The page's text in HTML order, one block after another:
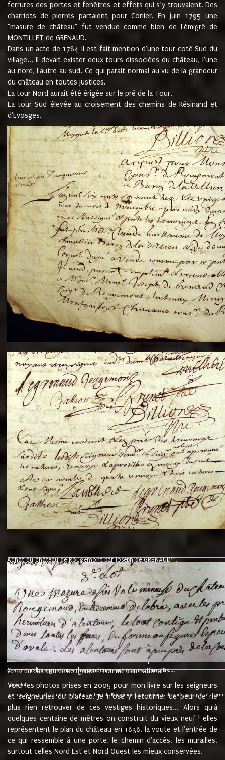
ferrures des portes et fenêtres et effets qui s’y trouvaient. Des
charriots de pierres partaient pour Corlier. En juin 1795 une
"masure de château" fut vendue comme bien de l'émigré de
MONTILLET de GRENAUD.
Dans un acte de 1784 il est fait mention d'une tour coté Sud du
village... Il devait exister deux tours dissociées du château, l'une
au nord, l'autre au sud. Ce qui parait normal au vu de la grandeur
du château en toutes justices.
La tour Nord aurait été érigée sur le pré de la Tour.
La tour Sud élevée au croisement des chemins de Résinand et
d'Evosges.
Achat du château de Rougemont par Joseph de GRENAUD10.
"l'an mil six cent soixante treze le ving neuvième jour du mois de
nommé fut présent Messire Claude Guillaume de Moyriat chevalier baron
vend, purement simplement et irrevocablement a monseigneur monsieur
et chavannes conseiller du roy au parlement de Bourgogne, present et
que le dit seigneur Baron de la Vellière a sur ses hommes, indivisables et
de la Velliere tout ainsi et comme le dit seigneur Baron et ses
présent......"
suivent les rentes, donation des terriers, etc... au prix de 880 livre louis
Ci contre les signatures des vendeurs, acheteurs, témoins....
vente du château de Rougemont comme bien national9.
"3ème lot
une mazure assez volumineuse du chateau de Rougemond, entierement delabré, avec près et
Voici les photos prises en 2005 pour mon livre sur les seigneurs
et seigneuries du plateau. Je n'ose y retourner de peur de ne
plus rien retrouver de ces vestiges historiques... Alors qu'à
quelques centaine de mètres on construit du vieux neuf ! elles
représentent le plan du château en 1838, la voute et l'entrée de
ce qui ressemble à une porte, le chemin d'accès, les murailles,
surtout celles Nord Est et Nord Ouest les mieux conservées.